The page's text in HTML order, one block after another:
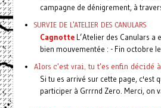
campagne de dénigrement, à
SURVIE DE L'ATELIER DES CANULARS
CagnotteL’Atelier des Canulars a
bien mouvementée : - Fin octobre
Alors c'est vrai, tu t'es enfin décidé
Si tu es arrivé sur cette page, c'est
participer à Grrrnd Zero. Merci, on